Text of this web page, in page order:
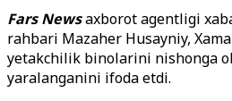
Fars Newsaxborot agentligi
rahbari Mazaher Husayniy,
yetakchilik binolarini nishonga
yaralanganini ifoda etdi.